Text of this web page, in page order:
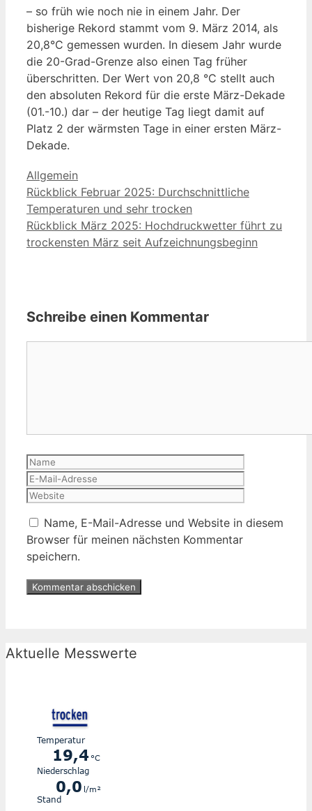
– so früh wie noch nie in einem Jahr. Der
bisherige Rekord stammt vom 9. März 2014, als
20,8°C gemessen wurden. In diesem Jahr wurde
die 20-Grad-Grenze also einen Tag früher
überschritten. Der Wert von 20,8 °C stellt auch
den absoluten Rekord für die erste März-Dekade
(01.-10.) dar – der heutige Tag liegt damit auf
Platz 2 der wärmsten Tage in einer ersten März-
Dekade.
Kategorien
Allgemein
Rückblick Februar 2025: Durchschnittliche
Temperaturen und sehr trocken
Rückblick März 2025: Hochdruckwetter führt zu
trockensten März seit Aufzeichnungsbeginn
Schreibe einen Kommentar
Name
Name, E-Mail-Adresse und Website in diesem
Browser für meinen nächsten Kommentar
speichern.
Aktuelle Messwerte